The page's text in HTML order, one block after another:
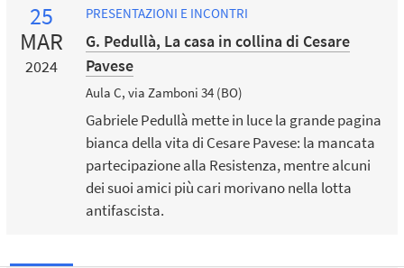
25
MAR
2024
PRESENTAZIONI E INCONTRI
G. Pedullà, La casa in collina di Cesare
Pavese
Aula C, via Zamboni 34 (BO)
Gabriele Pedullà mette in luce la grande pagina
bianca della vita di Cesare Pavese: la mancata
partecipazione alla Resistenza, mentre alcuni
dei suoi amici più cari morivano nella lotta
antifascista.